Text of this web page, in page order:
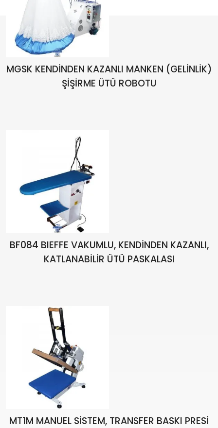
MGSK KENDİNDEN KAZANLI MANKEN (GELİNLİK)
ŞİŞİRME ÜTÜ ROBOTU
BF084 BIEFFE VAKUMLU, KENDİNDEN KAZANLI,
KATLANABİLİR ÜTÜ PASKALASI
MT1M MANUEL SİSTEM, TRANSFER BASKI PRESİ